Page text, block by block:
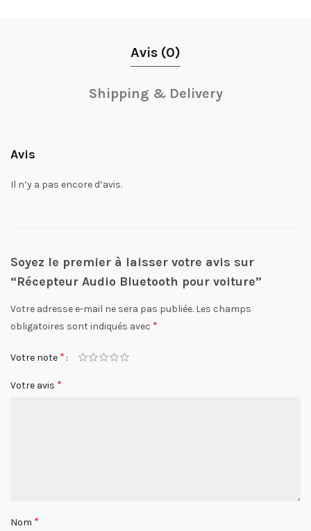
Avis (0)
Shipping & Delivery
Avis
Il n’y a pas encore d’avis.
Soyez le premier à laisser votre avis sur
“Récepteur Audio Bluetooth pour voiture”
Votre adresse e-mail ne sera pas publiée. Les champs
obligatoires sont indiqués avec *
Votre note *
Votre avis *
Nom *